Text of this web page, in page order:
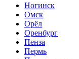
Ногинск
Омск
Орёл
Оренбург
Пенза
Пермь